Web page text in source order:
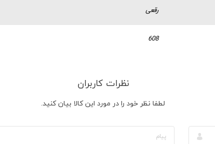
رقعی
608
نظرات کاربران
لطفا نظر خود را در مورد این کالا بیان کنید.